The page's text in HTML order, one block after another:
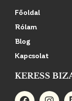
Főoldal
Rólam
Blog
Kapcsolat
KERESS